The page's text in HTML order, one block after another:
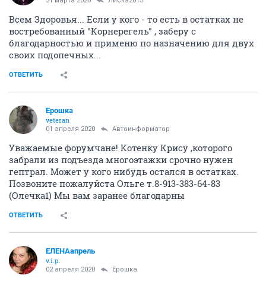
Всем Здоровья... Если у кого - то есть в остатках не
востребованный "Корнерегель" , заберу с
благодарностью и применю по назначению для двух
своих подопечных...
ОТВЕТИТЬ
Ерошка
veteran
01 апреля 2020 Автоинформатор
Уважаемые форумчане! Котенку Крису ,которого
забрали из подъезда многоэтажки срочно нужен
гептрал. Может у кого нибудь остался в остатках.
Позвоните пожалуйста Ольге т.8-913-383-64-83
(Олечка1) Мы вам заранее благодарны
ОТВЕТИТЬ
ЕЛЕНАапрель
v.i.p.
02 апреля 2020 Ерошка